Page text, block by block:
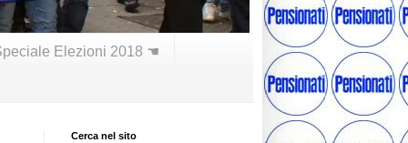
Elezioni 2018 ☚
Cerca nel sito